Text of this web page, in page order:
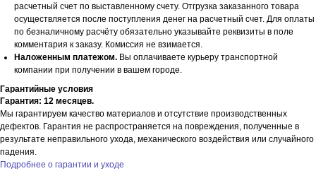
расчетный счет по выставленному счету. Отгрузка заказанного товара
осуществляется после поступления денег на расчетный счет. Для оплаты
по безналичному расчёту обязательно указывайте реквизиты в поле
комментария к заказу. Комиссия не взимается.
Наложенным платежом. Вы оплачиваете курьеру транспортной
компании при получении в вашем городе.
Гарантийные условия
Гарантия: 12 месяцев.
Мы гарантируем качество материалов и отсутствие производственных
дефектов. Гарантия не распространяется на повреждения, полученные в
результате неправильного ухода, механического воздействия или случайного
падения.
Подробнее о гарантии и уходе